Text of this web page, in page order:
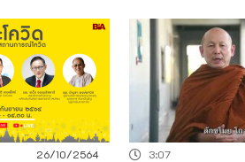
26/10/2564 3:07